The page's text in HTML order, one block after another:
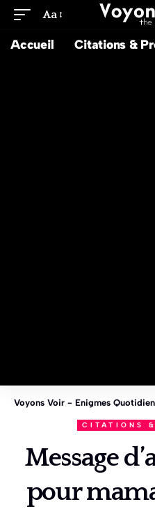
Aa
Accueil Citations &
CITATIONS
Message
pour